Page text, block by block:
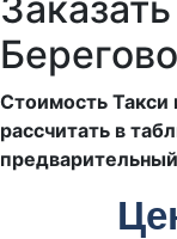
Стоимость Такси
рассчитать в